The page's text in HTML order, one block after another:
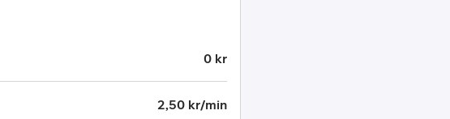
0 kr
2,50 kr/min